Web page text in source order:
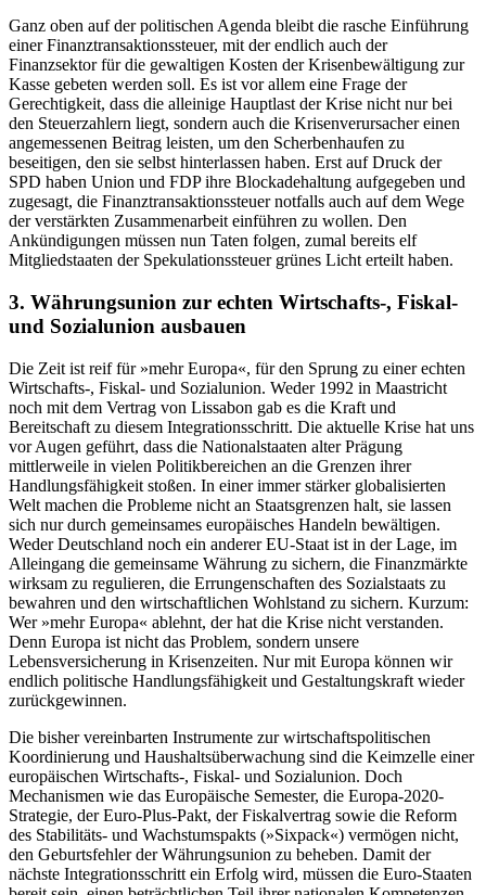
Ganz oben auf der politischen Agenda bleibt die rasche Einführung
einer Finanztransaktionssteuer, mit der endlich auch der
Finanzsektor für die gewaltigen Kosten der Krisenbewältigung zur
Kasse gebeten werden soll. Es ist vor allem eine Frage der
Gerechtigkeit, dass die alleinige Hauptlast der Krise nicht nur bei
den Steuerzahlern liegt, sondern auch die Krisenverursacher einen
angemessenen Beitrag leisten, um den Scherbenhaufen zu
beseitigen, den sie selbst hinterlassen haben. Erst auf Druck der
SPD haben Union und FDP ihre Blockadehaltung aufgegeben und
zugesagt, die Finanztransaktionssteuer notfalls auch auf dem Wege
der verstärkten Zusammenarbeit einführen zu wollen. Den
Ankündigungen müssen nun Taten folgen, zumal bereits elf
Mitgliedstaaten der Spekulationssteuer grünes Licht erteilt haben.
3. Währungsunion zur echten Wirtschafts-, Fiskal-
und Sozialunion ausbauen
Die Zeit ist reif für »mehr Europa«, für den Sprung zu einer echten
Wirtschafts-, Fiskal- und Sozialunion. Weder 1992 in Maastricht
noch mit dem Vertrag von Lissabon gab es die Kraft und
Bereitschaft zu diesem Integrationsschritt. Die aktuelle Krise hat uns
vor Augen geführt, dass die Nationalstaaten alter Prägung
mittlerweile in vielen Politikbereichen an die Grenzen ihrer
Handlungsfähigkeit stoßen. In einer immer stärker globalisierten
Welt machen die Probleme nicht an Staatsgrenzen halt, sie lassen
sich nur durch gemeinsames europäisches Handeln bewältigen.
Weder Deutschland noch ein anderer EU-Staat ist in der Lage, im
Alleingang die gemeinsame Währung zu sichern, die Finanzmärkte
wirksam zu regulieren, die Errungenschaften des Sozialstaats zu
bewahren und den wirtschaftlichen Wohlstand zu sichern. Kurzum:
Wer »mehr Europa« ablehnt, der hat die Krise nicht verstanden.
Denn Europa ist nicht das Problem, sondern unsere
Lebensversicherung in Krisenzeiten. Nur mit Europa können wir
endlich politische Handlungsfähigkeit und Gestaltungskraft wieder
zurückgewinnen.
Die bisher vereinbarten Instrumente zur wirtschaftspolitischen
Koordinierung und Haushaltsüberwachung sind die Keimzelle einer
europäischen Wirtschafts-, Fiskal- und Sozialunion. Doch
Mechanismen wie das Europäische Semester, die Europa-2020-
Strategie, der Euro-Plus-Pakt, der Fiskalvertrag sowie die Reform
des Stabilitäts- und Wachstumspakts (»Sixpack«) vermögen nicht,
den Geburtsfehler der Währungsunion zu beheben. Damit der
nächste Integrationsschritt ein Erfolg wird, müssen die Euro-Staaten